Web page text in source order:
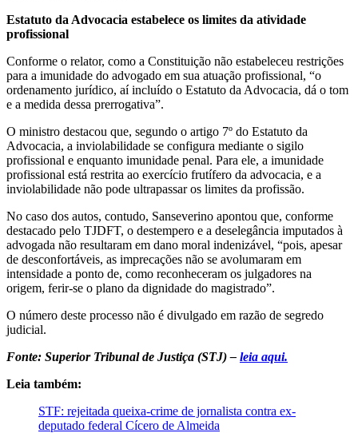
Estatuto da Advocacia estabelece os limites da atividade
profissional
Conforme o relator, como a Constituição não estabeleceu restrições
para a imunidade do advogado em sua atuação profissional, “o
ordenamento jurídico, aí incluído o Estatuto da Advocacia, dá o tom
e a medida dessa prerrogativa”.
O ministro destacou que, segundo o artigo 7º do Estatuto da
Advocacia, a inviolabilidade se configura mediante o sigilo
profissional e enquanto imunidade penal. Para ele, a imunidade
profissional está restrita ao exercício frutífero da advocacia, e a
inviolabilidade não pode ultrapassar os limites da profissão.
No caso dos autos, contudo, Sanseverino apontou que, conforme
destacado pelo TJDFT, o destempero e a deselegância imputados à
advogada não resultaram em dano moral indenizável, “pois, apesar
de desconfortáveis, as imprecações não se avolumaram em
intensidade a ponto de, como reconheceram os julgadores na
origem, ferir-se o plano da dignidade do magistrado”.
O número deste processo não é divulgado em razão de segredo
judicial.
Fonte: Superior Tribunal de Justiça (STJ) – leia aqui.
Leia também:
STF: rejeitada queixa-crime de jornalista contra ex-
deputado federal Cícero de Almeida